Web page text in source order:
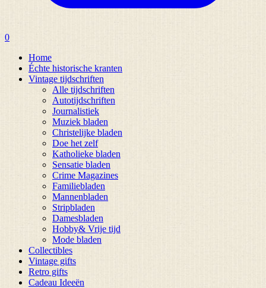
0
Home
Échte historische kranten
Vintage tijdschriften
Alle tijdschriften
Autotijdschriften
Journalistiek
Muziek bladen
Christelijke bladen
Doe het zelf
Katholieke bladen
Sensatie bladen
Crime Magazines
Familiebladen
Mannenbladen
Stripbladen
Damesbladen
Hobby& Vrije tijd
Mode bladen
Collectibles
Vintage gifts
Retro gifts
Cadeau Ideeën